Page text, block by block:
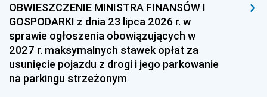
OBWIESZCZENIE MINISTRA FINANSÓW I
GOSPODARKI z dnia 23 lipca 2026 r. w
sprawie ogłoszenia obowiązujących w
2027 r. maksymalnych stawek opłat za
usunięcie pojazdu z drogi i jego parkowanie
na parkingu strzeżonym